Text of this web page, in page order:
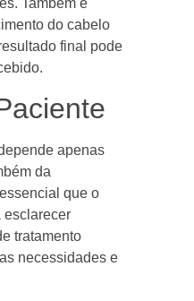
Também é
do cabelo
final pode
apenas
da
que o
esclarecer
tratamento
necessidades e